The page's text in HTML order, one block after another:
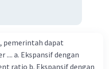
pemerintah dapat
a. Ekspansif dengan
ratio b. Ekspansif dengan